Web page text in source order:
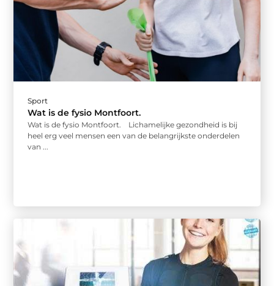
Sport
Wat is de fysio Montfoort.
Wat is de fysio Montfoort. Lichamelijke gezondheid is bij
heel erg veel mensen een van de belangrijkste onderdelen
van ...